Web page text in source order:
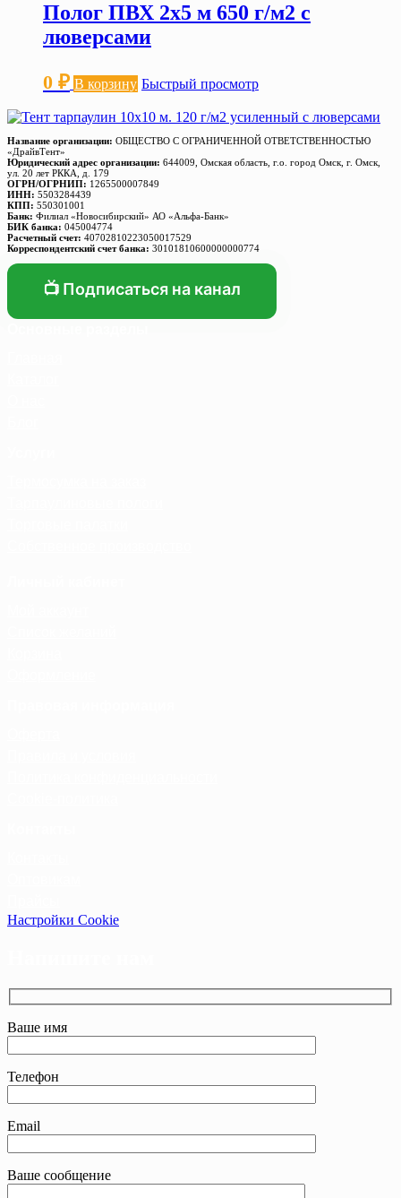
Полог ПВХ 2х5 м 650 г/м2 с
люверсами
0 ₽ В корзину Быстрый просмотр
Название организации: ОБЩЕСТВО С ОГРАНИЧЕННОЙ ОТВЕТСТВЕННОСТЬЮ
«ДрайвТент»
Юридический адрес организации: 644009, Омская область, г.о. город Омск, г. Омск,
ул. 20 лет РККА, д. 179
ОГРН/ОГРНИП: 1265500007849
ИНН: 5503284439
КПП: 550301001
Банк: Филиал «Новосибирский» АО «Альфа-Банк»
БИК банка: 045004774
Расчетный счет: 40702810223050017529
Корреспондентский счет банка: 30101810600000000774
📺 Подписаться на канал
Настройки Cookie
Ваше имя
Телефон
Email
Ваше сообщение